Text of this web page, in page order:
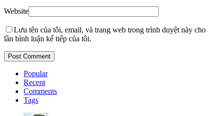
Website
Lưu tên của tôi, email, và trang web trong trình duyệt này cho
lần bình luận kế tiếp của tôi.
Popular
Recent
Comments
Tags